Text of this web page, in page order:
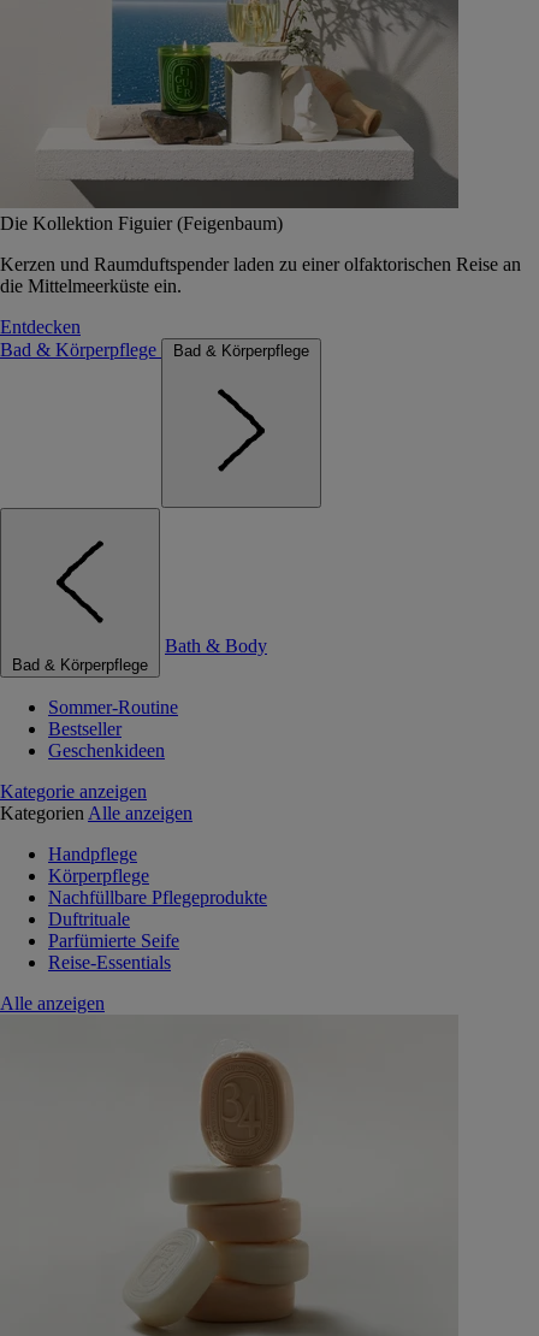
Die Kollektion Figuier (Feigenbaum)
Kerzen und Raumduftspender laden zu einer olfaktorischen Reise an
die Mittelmeerküste ein.
Entdecken
Bad & Körperpflege
Bad & Körperpflege
Bad & Körperpflege
Bath & Body
Sommer-Routine
Bestseller
Geschenkideen
Kategorie anzeigen
Kategorien Alle anzeigen
Handpflege
Körperpflege
Nachfüllbare Pflegeprodukte
Duftrituale
Parfümierte Seife
Reise-Essentials
Alle anzeigen